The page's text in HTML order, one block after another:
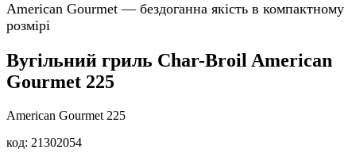
American Gourmet — бездоганна якість в компактному
розмірі
Вугільний гриль Char-Broil American
Gourmet 225
American Gourmet 225
код: 21302054